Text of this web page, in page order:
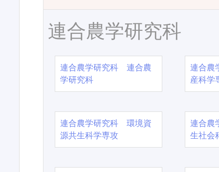
連合農学研究科
連合農学研究科 連合農
学研究科
連合農
産科学
連合農学研究科 環境資
源共生科学専攻
連合農
生社会